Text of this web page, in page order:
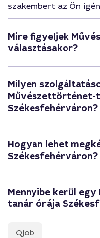
szakembert az Ön
Mire figyeljek
választásakor?
Milyen
Művészettörténet-
Székesfehérváron?
Hogyan lehet
Székesfehérváron?
Mennyibe kerül
tanár órája
Qjob